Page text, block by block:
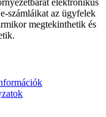
számláikat az ügyfelek
megtekinthetik és